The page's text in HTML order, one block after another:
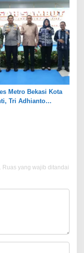
Metro Bekasi Kota
Tri Adhianto
Ruas yang wajib ditandai